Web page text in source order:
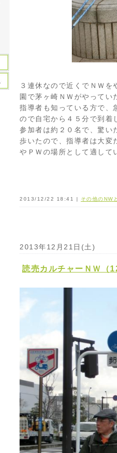
３連休なので近くでＮＷ
園で茅ヶ崎ＮＷがやって
指導者も知っている方で、
ので自宅から４５分で到着
参加者は約２０名で、驚い
歩いたので、指導者は大変
やＰＷの場所として適して
2013/12/22 18:41 | その他のNW
2013年12月21日(土)
読売カルチャーＮＷ（